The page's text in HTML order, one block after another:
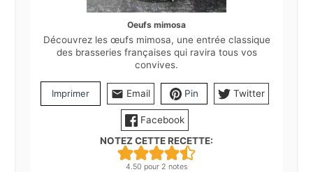
Oeufs mimosa
Découvrez les œufs mimosa, une entrée classique
des brasseries françaises qui ravira tous vos
convives.
Imprimer Email Pin Twitter
Facebook
NOTEZ CETTE RECETTE:
4.50 pour 2 notes